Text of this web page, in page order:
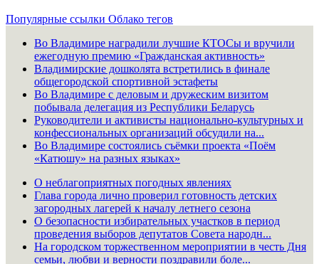
Популярные ссылки Облако тегов
Во Владимире наградили лучшие КТОСы и вручили
ежегодную премию «Гражданская активность»
Владимирские дошколята встретились в финале
общегородской спортивной эстафеты
Во Владимире с деловым и дружеским визитом
побывала делегация из Республики Беларусь
Руководители и активисты национально-культурных и
конфессиональных организаций обсудили на...
Во Владимире состоялись съёмки проекта «Поём
«Катюшу» на разных языках»
О неблагоприятных погодных явлениях
Глава города лично проверил готовность детских
загородных лагерей к началу летнего сезона
О безопасности избирательных участков в период
проведения выборов депутатов Совета народн...
На городском торжественном мероприятии в честь Дня
семьи, любви и верности поздравили боле...